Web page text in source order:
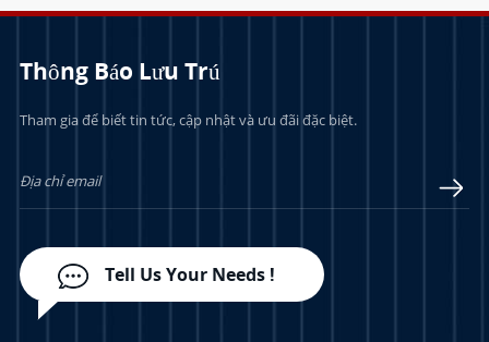
Thông Báo Lưu Trú
Tham gia để biết tin tức, cập nhật và ưu đãi đặc biệt.
Tell Us Your Needs !